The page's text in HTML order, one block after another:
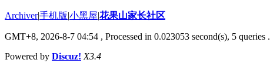
Archiver|手机版|小黑屋|花果山家长社区
GMT+8, 2026-8-7 04:54 , Processed in 0.023053 second(s), 5 queries .
Powered by Discuz! X3.4